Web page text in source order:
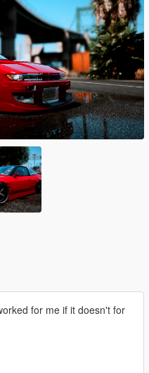
for me if it doesn't for